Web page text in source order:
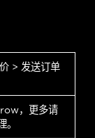
> 发送订单
，更多请
。